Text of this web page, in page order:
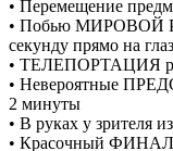
• Перемещение
• Побью МИРОВОЙ
секунду прямо на
• ТЕЛЕПОРТАЦИЯ
• Невероятные
2 минуты
• В руках у зрителя
• Красочный ФИНАЛ